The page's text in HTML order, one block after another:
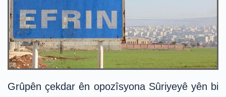
Grûpên çekdar ên opozîsyona Sûriyeyê yên bi